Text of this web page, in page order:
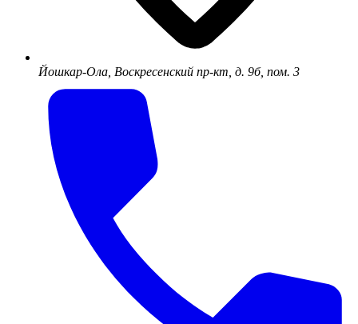
Йошкар-Ола, Воскресенский пр-кт, д. 9б, пом. 3